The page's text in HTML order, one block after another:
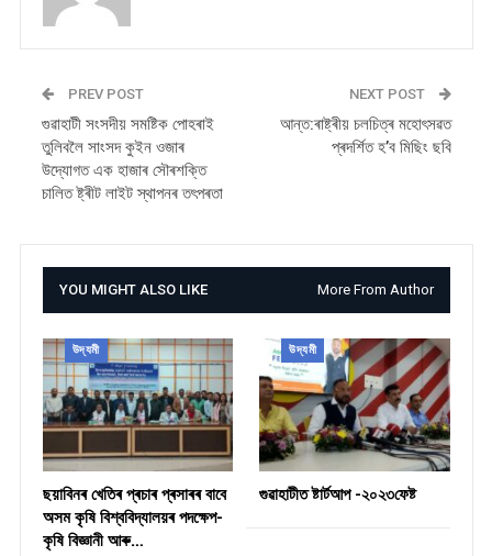
PREV POST
গুৱাহাটী সংসদীয় সমষ্টিক পোহৰাই
তুলিবলৈ সাংসদ কুইন ওজাৰ
উদ্যোগত এক হাজাৰ সৌৰশক্তি
চালিত ষ্ট্ৰীট লাইট স্থাপনৰ তৎপৰতা
NEXT POST
আন্ত:ৰাষ্ট্ৰীয় চলচিত্ৰ মহোৎসৱত
প্ৰদৰ্শিত হ’ব মিছিং ছবি
YOU MIGHT ALSO LIKE More From Author
উদ্যমী
ছয়াবিনৰ খেতিৰ প্ৰচাৰ প্ৰসাৰৰ বাবে
অসম কৃষি বিশ্ববিদ্যালয়ৰ পদক্ষেপ-
কৃষি বিজ্ঞানী আৰু…
উদ্যমী
গুৱাহাটীত ষ্টাৰ্টআপ -২০২৩ফেষ্ট